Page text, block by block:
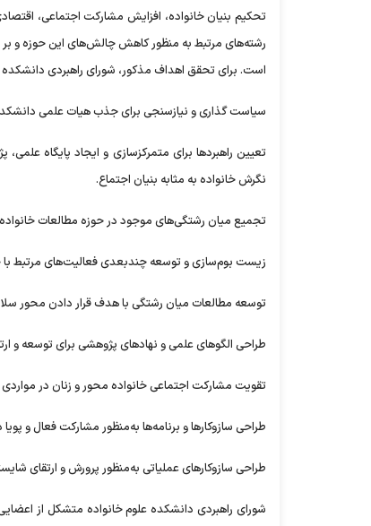
تحکیم بنیان خانواده، افزایش مشارکت اجتماعی،
رشته‌های مرتبط به منظور کاهش چالش‌های این حوزه و
است. برای تحقق اهداف مذکور، شورای راهبردی دانشکده
سیاست گذاری و نیازسنجی برای جذب هیات علمی
تعیین راهبردها برای متمرکزسازی و ایجاد پایگاه
نگرش خانواده به مثابه بنیان اجتماع.
تجمیع میان رشتگی‌های موجود در حوزه مطالعات
زیست بوم‌سازی و توسعه چندبعدی فعالیت‌های مرتبط با
توسعه مطالعات میان رشتگی با هدف قرار دادن محور
طراحی الگوهای علمی و نهادهای پژوهشی برای توسعه و
تقویت مشارکت اجتماعی خانواده محور و زنان در مواردی
طراحی سازوکارها و برنامه‌ها به‌منظور مشارکت فعال و
طراحی سازوکارهای عملیاتی به‌منظور پرورش و ارتقای
شورای راهبردی دانشکده علوم خانواده متشکل از